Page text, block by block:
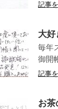
記事
大好
毎年
御開
記事
お茶